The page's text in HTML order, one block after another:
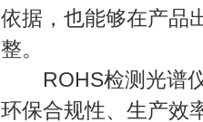
依据，也能够在产品
整。
ROHS检测光谱仪
环保合规性、生产效